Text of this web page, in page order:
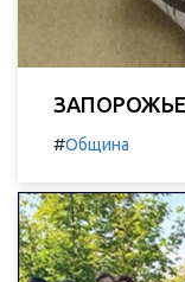
ЗАПОРОЖЬЕ.
#Община